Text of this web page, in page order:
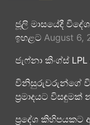
ජූලි මාසයේදී
ඉහළට August 6,
ජැෆ්නා කිංග්ස්
විනිසුරුවරුන්ගේ
ප්‍රමාදයට විසඳුමක්
ප්‍රදේශ කිහිපයකට